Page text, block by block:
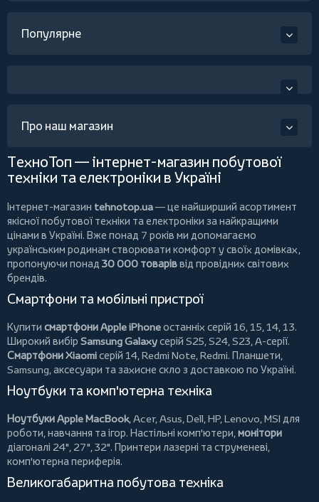
Популярне
Про наш магазин
ТехноТоп — інтернет-магазин побутової
техніки та електроніки в Україні
Інтернет-магазин tehnotop.ua— це найширший асортимент
якісної побутової техніки та електроніки за найкращими
цінами в Україні. Вже понад 7 років ми допомагаємо
українським родинам створювати комфорт у своїх домівках,
пропонуючи понад 30 000 товаріввід провідних світових
брендів.
Смартфони та мобільні пристрої
Купити смартфони Apple iPhoneостанніх серій 16, 15, 14, 13.
Широкий вибір Samsung Galaxyсерій S25, S24, S23, A-серії.
Смартфони Xiaomiсерій 14, Redmi Note, Redmi. Планшети,
Samsung, аксесуари тазахисне скло з доставкою по Україні.
Ноутбуки та комп'ютерна техніка
Ноутбуки Apple MacBook,Acer,Asus,Dell,HP,Lenovo,MSI для
роботи, навчання та ігор. Настільні комп'ютери,монітори
діагоналі 24", 27", 32". Принтери лазерні та струменеві,
комп'ютерна периферія.
Великогабаритна побутова техніка